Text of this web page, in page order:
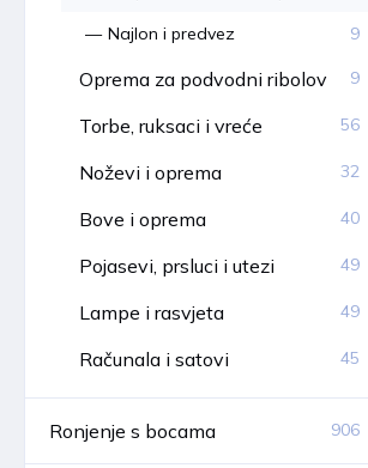
Najlon i predvez
9
Oprema za podvodni ribolov 9
Torbe, ruksaci i vreće 56
Noževi i oprema 32
Bove i oprema 40
Pojasevi, prsluci i utezi 49
Lampe i rasvjeta 49
Računala i satovi 45
Ronjenje s bocama 906